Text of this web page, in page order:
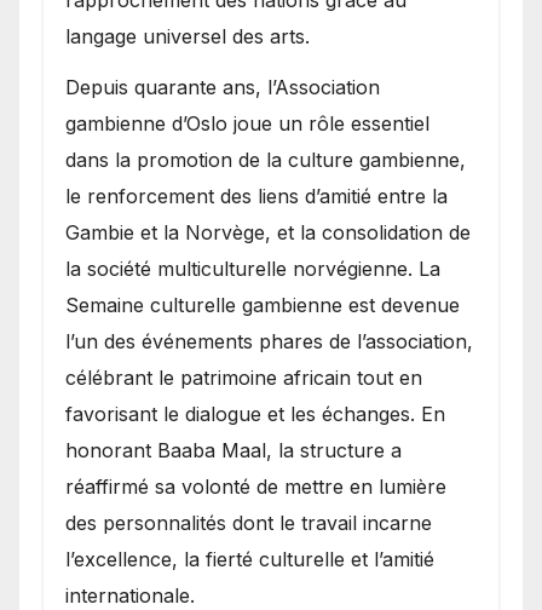
langage universel des arts.
​Depuis quarante ans, l’Association
gambienne d’Oslo joue un rôle essentiel
dans la promotion de la culture gambienne,
le renforcement des liens d’amitié entre la
Gambie et la Norvège, et la consolidation de
la société multiculturelle norvégienne. La
Semaine culturelle gambienne est devenue
l’un des événements phares de l’association,
célébrant le patrimoine africain tout en
favorisant le dialogue et les échanges. En
honorant Baaba Maal, la structure a
réaffirmé sa volonté de mettre en lumière
des personnalités dont le travail incarne
l’excellence, la fierté culturelle et l’amitié
internationale.